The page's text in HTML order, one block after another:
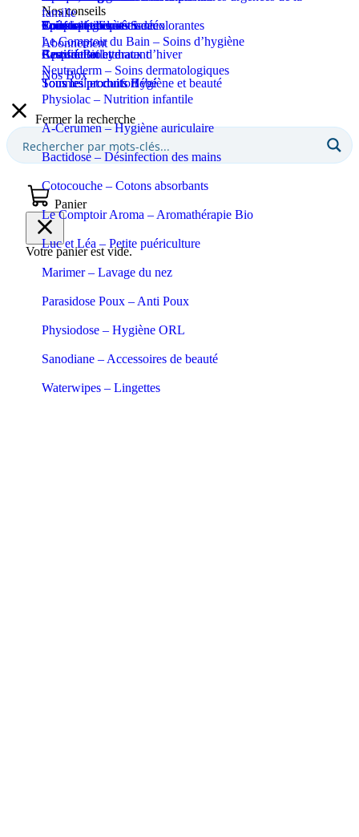
Coupe-ongles et ciseaux
Apaisant et hydratant
Sommeil et confort
Puériculture
Certifié Bio
Tous les produits Bébé
Confort et bien-être
Respiration et maux d’hiver
Tous les produits Santé
Epilation et crèmes décolorantes
Soins spécifiques
Soins solaires
Eaux de toilette
Tous les produits Hygiène et beauté
famille
Le Comptoir du Bain – Soins d’hygiène
Neutraderm – Soins dermatologiques
Physiolac – Nutrition infantile
A-Cerumen – Hygiène auriculaire
Bactidose – Désinfection des mains
Cotocouche – Cotons absorbants
Le Comptoir Aroma – Aromathérapie Bio
Luc et Léa – Petite puériculture
Marimer – Lavage du nez
Parasidose Poux – Anti Poux
Physiodose – Hygiène ORL
Sanodiane – Accessoires de beauté
Waterwipes – Lingettes
Nos conseils
Abonnement
Nos Box
Fermer la recherche
Panier
Votre panier est vide.